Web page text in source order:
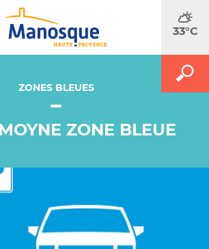
33°C
le
le
ZONES BLEUES
ZONE BLEUE